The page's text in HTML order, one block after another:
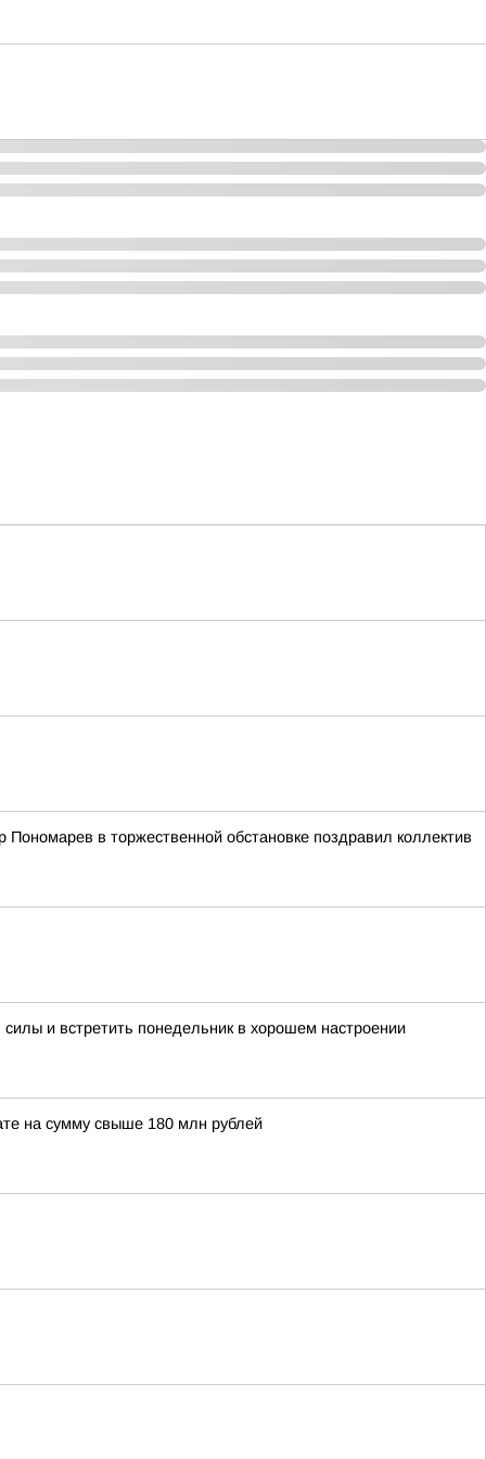
в торжественной обстановке поздравил коллектив
и встретить понедельник в хорошем настроении
на сумму свыше 180 млн рублей